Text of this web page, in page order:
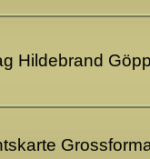
Hildebrand